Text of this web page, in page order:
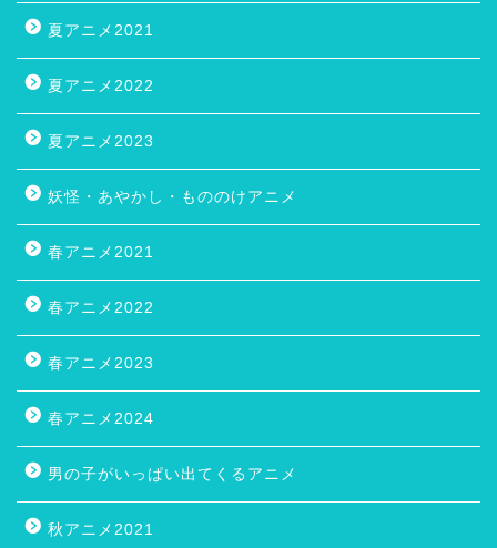
夏アニメ2021
夏アニメ2022
夏アニメ2023
妖怪・あやかし・もののけアニメ
春アニメ2021
春アニメ2022
春アニメ2023
春アニメ2024
男の子がいっぱい出てくるアニメ
秋アニメ2021